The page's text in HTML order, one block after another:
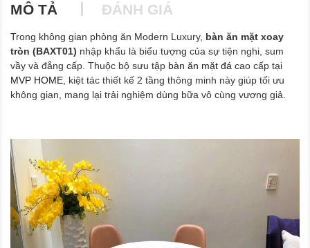
MÔ TẢ ĐÁNH GIÁ
Trong không gian phòng ăn Modern Luxury, bàn ăn mặt xoay
tròn (BAXT01) nhập khẩu là biểu tượng của sự tiện nghi, sum
vầy và đẳng cấp. Thuộc bộ sưu tập bàn ăn mặt đá cao cấp tại
MVP HOME , kiệt tác thiết kế 2 tầng thông minh này giúp tối ưu
không gian, mang lại trải nghiệm dùng bữa vô cùng vương giả.